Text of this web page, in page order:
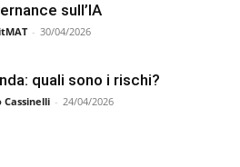
sull’IA
- 30/04/2026
quali sono i rischi?
Cassinelli - 24/04/2026